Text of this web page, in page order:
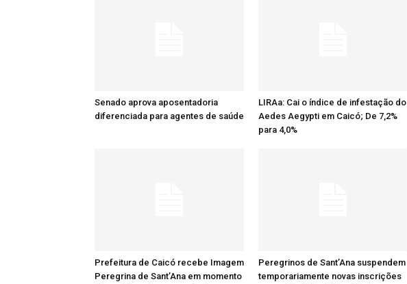
Senado aprova aposentadoria
diferenciada para agentes de saúde
LIRAa: Cai o índice de infestação do
Aedes Aegypti em Caicó; De 7,2%
para 4,0%
Prefeitura de Caicó recebe Imagem
Peregrina de Sant’Ana em momento
Peregrinos de Sant’Ana suspendem
temporariamente novas inscrições